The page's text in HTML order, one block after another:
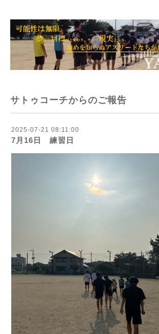
サトゥコーチからのご報告
2025-07-21 08:11:00
7月16日 練習日